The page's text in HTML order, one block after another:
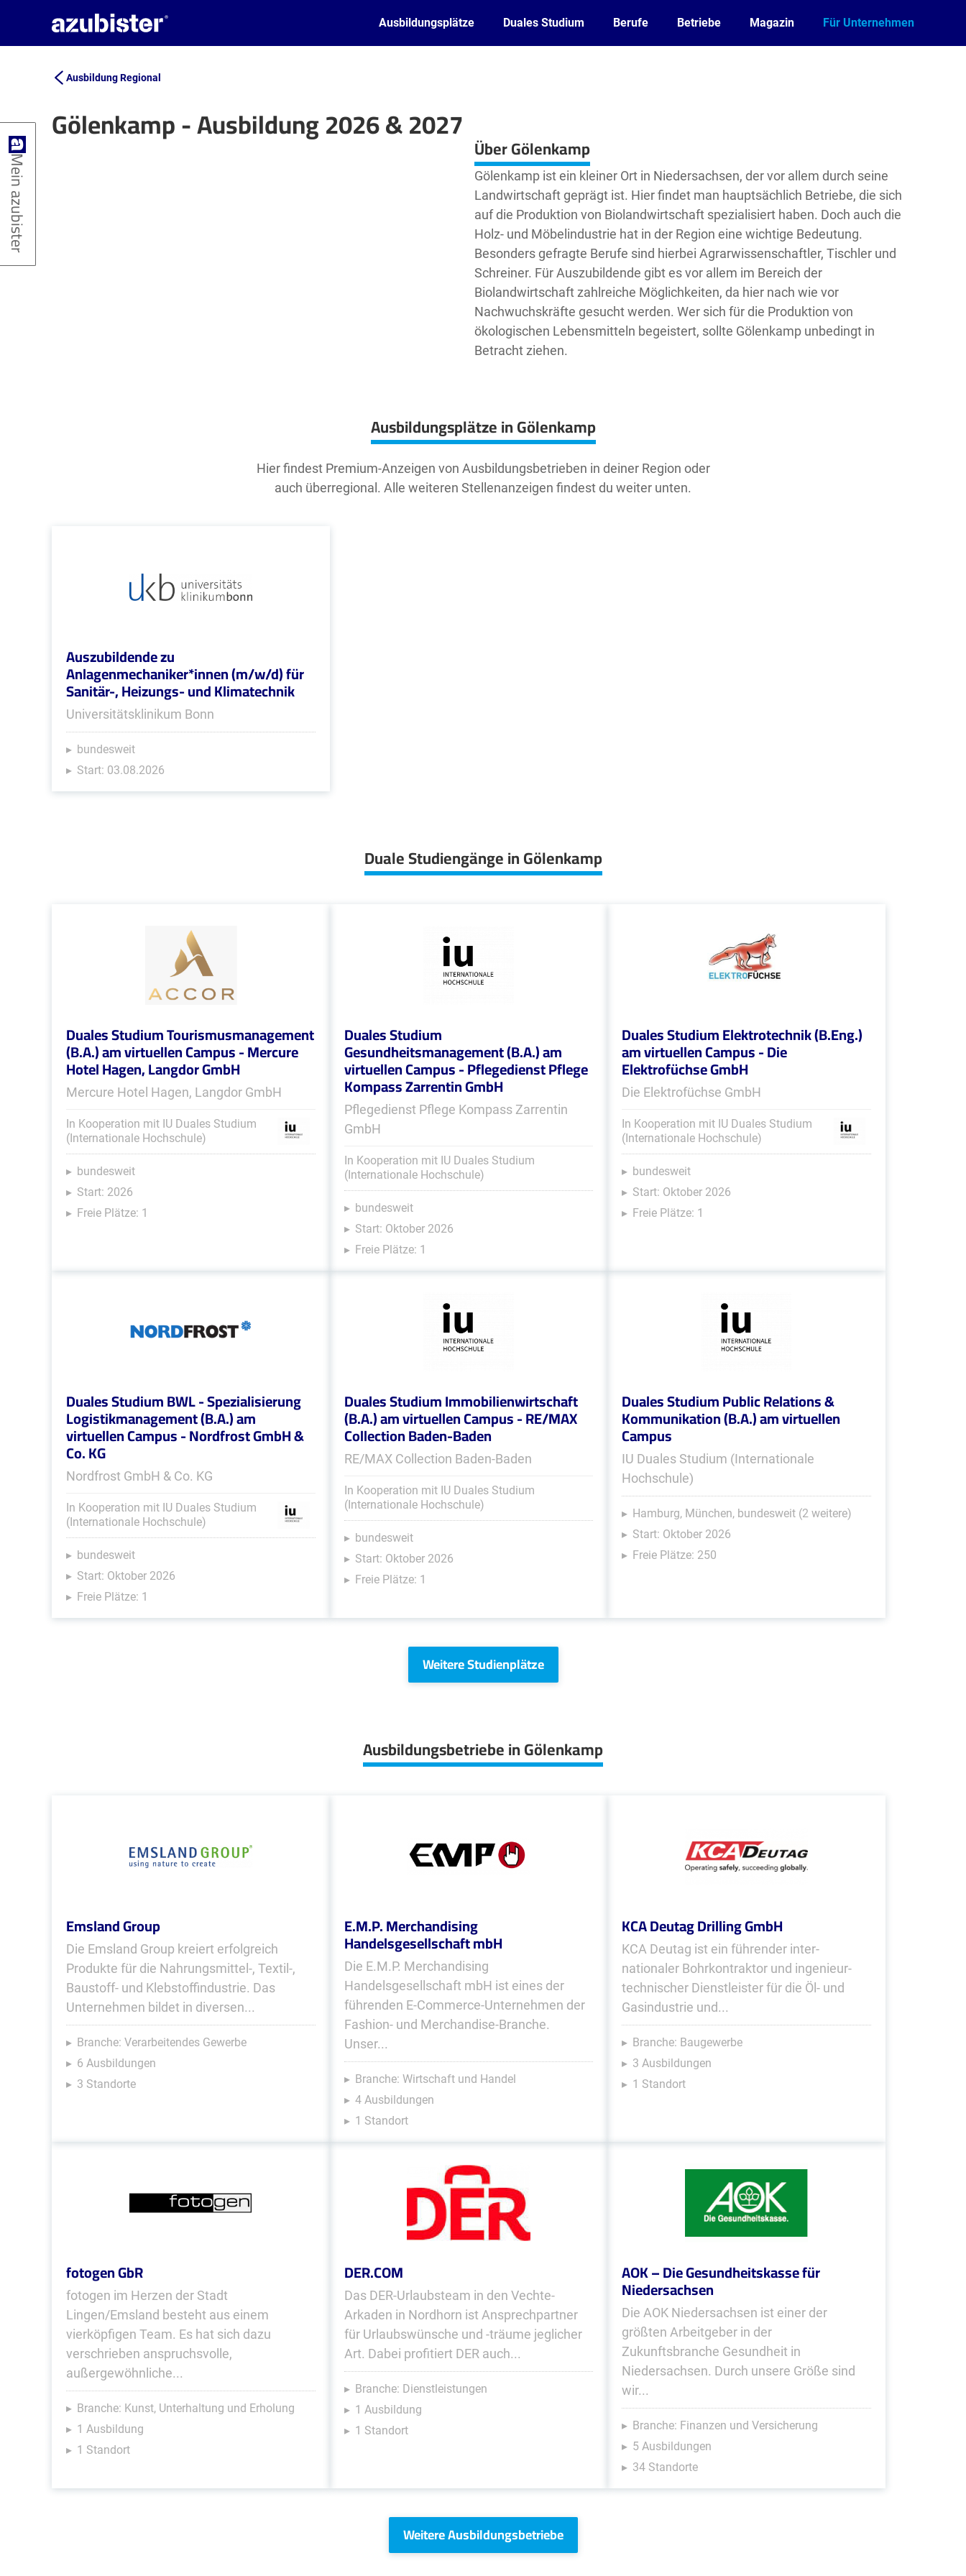
Ausbildungsplätze Duales Studium Berufe Betriebe Magazin Für Unternehmen
Ausbildung Regional
Gölenkamp - Ausbildung 2026 & 2027
Leaflet| ©OpenStreetMap2contributors Über Gölenkamp
Gölenkamp ist ein kleiner Ort in Niedersachsen, der vor allem durch seine
Landwirtschaft geprägt ist. Hier findet man hauptsächlich Betriebe, die sich
auf die Produktion von Biolandwirtschaft spezialisiert haben. Doch auch die
Holz- und Möbelindustrie hat in der Region eine wichtige Bedeutung.
Besonders gefragte Berufe sind hierbei Agrarwissenschaftler, Tischler und
Schreiner. Für Auszubildende gibt es vor allem im Bereich der
Biolandwirtschaft zahlreiche Möglichkeiten, da hier nach wie vor
Nachwuchskräfte gesucht werden. Wer sich für die Produktion von
ökologischen Lebensmitteln begeistert, sollte Gölenkamp unbedingt in
Betracht ziehen.
Ausbildungsplätze in Gölenkamp
Hier findest Premium-Anzeigen von Ausbildungsbetrieben in deiner Region oder
auch überregional. Alle weiteren Stellenanzeigen findest du weiter unten.
Auszubildende zu
Anlagenmechaniker*innen (m/w/d) für
Sanitär-, Heizungs- und Klimatechnik
Universitätsklinikum Bonn
bundesweit
Start: 03.08.2026
Duale Studiengänge in Gölenkamp
Duales Studium Tourismusmanagement
(B.A.) am virtuellen Campus - Mercure
Hotel Hagen, Langdor GmbH
Mercure Hotel Hagen, Langdor GmbH
In Kooperation mit IU Duales Studium
(Internationale Hochschule)
bundesweit
Start: 2026
Freie Plätze: 1
Duales Studium
Gesundheitsmanagement (B.A.) am
virtuellen Campus - Pflegedienst Pflege
Kompass Zarrentin GmbH
Pflegedienst Pflege Kompass Zarrentin
GmbH
In Kooperation mit IU Duales Studium
(Internationale Hochschule)
bundesweit
Start: Oktober 2026
Freie Plätze: 1
Duales Studium Elektrotechnik (B.Eng.)
am virtuellen Campus - Die
Elektrofüchse GmbH
Die Elektrofüchse GmbH
In Kooperation mit IU Duales Studium
(Internationale Hochschule)
bundesweit
Start: Oktober 2026
Freie Plätze: 1
Duales Studium BWL - Spezialisierung
Logistikmanagement (B.A.) am
virtuellen Campus - Nordfrost GmbH &
Co. KG
Nordfrost GmbH & Co. KG
In Kooperation mit IU Duales Studium
(Internationale Hochschule)
bundesweit
Start: Oktober 2026
Freie Plätze: 1
Duales Studium Immobilienwirtschaft
(B.A.) am virtuellen Campus - RE/MAX
Collection Baden-Baden
RE/MAX Collection Baden-Baden
In Kooperation mit IU Duales Studium
(Internationale Hochschule)
bundesweit
Start: Oktober 2026
Freie Plätze: 1
Duales Studium Public Relations &
Kommunikation (B.A.) am virtuellen
Campus
IU Duales Studium (Internationale
Hochschule)
Hamburg, München, bundesweit (2 weitere)
Start: Oktober 2026
Freie Plätze: 250
Weitere Studienplätze
Ausbildungsbetriebe in Gölenkamp
Emsland Group
Die Emsland Group kreiert erfolgreich
Produkte für die Nahrungsmittel-, Textil-,
Baustoff- und Klebstoffindustrie. Das
Unternehmen bildet in diversen...
Branche: Verarbeitendes Gewerbe
6 Ausbildungen
3 Standorte
E.M.P. Merchandising
Handelsgesellschaft mbH
Die E.M.P. Merchandising
Handelsgesellschaft mbH ist eines der
führenden E-Commerce-Unternehmen der
Fashion- und Merchandise-Branche.
Unser...
Branche: Wirtschaft und Handel
4 Ausbildungen
1 Standort
KCA Deutag Drilling GmbH
KCA Deutag ist ein führ­ender inter­
nationaler Bohr­kon­traktor und ingenieur­
technischer Dienst­leister für die Öl- und
Gas­industrie und...
Branche: Baugewerbe
3 Ausbildungen
1 Standort
fotogen GbR
fotogen im Herzen der Stadt
Lingen/Emsland besteht aus einem
vierköpfigen Team. Es hat sich dazu
verschrieben anspruchsvolle,
außergewöhnliche...
Branche: Kunst, Unterhaltung und Erholung
1 Ausbildung
1 Standort
DER.COM
Das DER-Urlaubsteam in den Vechte-
Arkaden in Nordhorn ist Ansprechpartner
für Urlaubswünsche und -träume jeglicher
Art. Dabei profitiert DER auch...
Branche: Dienstleistungen
1 Ausbildung
1 Standort
AOK – Die Gesundheitskasse für
Niedersachsen
Die AOK Niedersachsen ist einer der
größten Arbeitgeber in der
Zukunftsbranche Gesundheit in
Niedersachsen. Durch unsere Größe sind
wir...
Branche: Finanzen und Versicherung
5 Ausbildungen
34 Standorte
Weitere Ausbildungsbetriebe
Mein azubister